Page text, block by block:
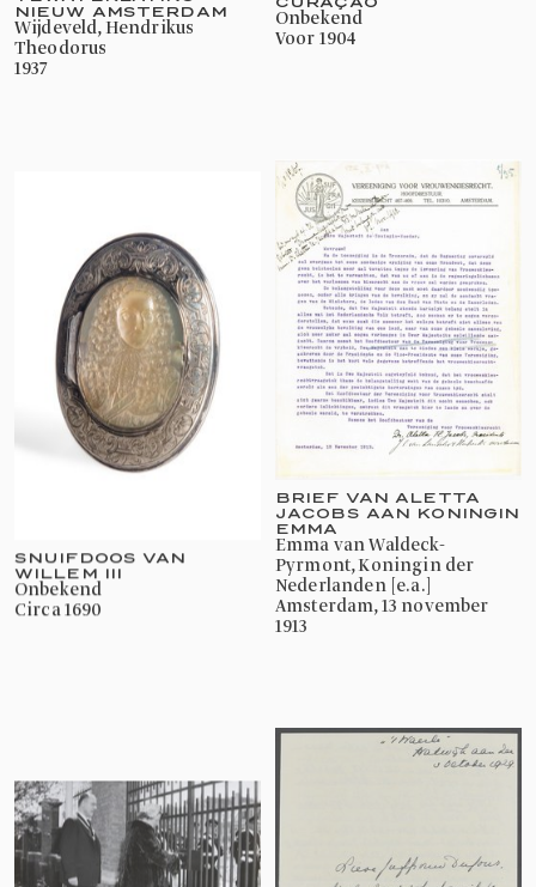
NIEUW AMSTERDAM
Wijdeveld, Hendrikus
Theodorus
1937
onbekend
voor 1904
SNUIFDOOS VAN
WILLEM III
onbekend
circa 1690
BRIEF VAN ALETTA
JACOBS AAN KONINGIN
EMMA
Emma van Waldeck-
Pyrmont, Koningin der
Nederlanden [e.a.]
Amsterdam, 13 november
1913